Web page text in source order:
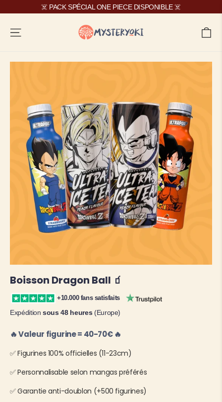
au
☠️ PACK SPÉCIAL ONE PIECE DISPONIBLE ☠️
Boisson Dragon Ball 🧃
+10.000 fans satisfaits
Expéditionsous 48 heures (Europe)
🔥 Valeur figurine = 40-70€ 🔥
✅ Figurines 100% officielles (11-23cm)
✅ Personnalisable selon mangas préférés
✅ Garantie anti-doublon (+500 figurines)